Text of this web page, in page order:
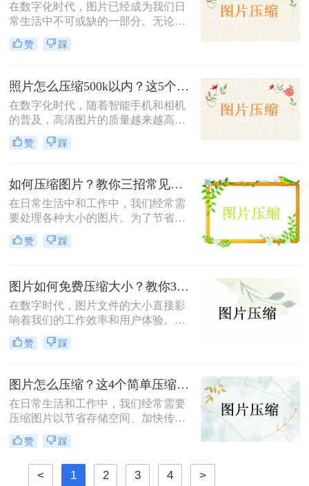
成为了一项重要的技能。本文将介绍
三种实用且高效的免费照片压缩方
项。
在数字化时代，图片已经成为我们日
常生活中不可或缺的一部分。无论是
社交媒体的分享、网站的建设，还是
个人的照片保存，图片的使用频率都
片数量不断增加，图片的大小也在不
断膨胀，导致存储空间不足、上传速
度慢以及加载时间延长等一系列问
题。因此，掌握图片怎么免费压缩大
小，既能节省存储空间又能保证图片
质量，成为了一项重要的技能。本文
缩方法。
赞 踩
照片怎么压缩500k以内？这5个压缩方法推荐给你！
在数字化时代，随着智能手机和相机
的普及，高清图片的质量越来越高，
但这也导致了单张图片的文件大小动
辄数兆字节（MB），给存储、传输
件附件限制、社交媒体上传要求或网
页加载速度优化的需求，将照片压缩
至500K以内成为了许多用户迫切需要
掌握的一项技能。那么照片怎么压缩
500k以内呢？本文将详细介绍五种简
单易行的照片压缩方法，帮助您轻松
赞 踩
如何压缩图片？教你三招常见压缩方法！
在日常生活中和工作中，我们经常需
要处理各种大小的图片。为了节省存
储空间、加快文件传输速度或优化网
页加载性能，压缩图片成为了一项必
赞 踩
图片如何免费压缩大小？教你3个压缩图片的好方法！
在数字时代，图片文件的大小直接影
响着我们的工作效率和用户体验。无
论是为了加快网页加载速度、适应特
定平台的上传要求还是节省存储空
项非常重要的技能。本文将介绍三种
广泛使用的图片压缩方法。
赞 踩
图片怎么压缩？这4个简单压缩方法用起来！
在日常生活和工作中，我们经常需要
压缩图片以节省存储空间、加快传输
速度或满足特定的上传要求。那么图
片怎么压缩呢？本文将介绍四种图片
压缩方法，帮助您更好地进行图片压
赞 踩
< 1 2 3 4 >